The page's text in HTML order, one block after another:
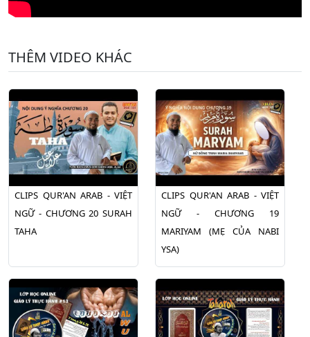
THÊM VIDEO KHÁC
CLIPS QUR'AN ARAB - VIỆT
NGỮ - CHƯƠNG 20 SURAH
TAHA
CLIPS QUR'AN ARAB - VIỆT
NGỮ - CHƯƠNG 19
MARIYAM (MẸ CỦA NABI
YSA)